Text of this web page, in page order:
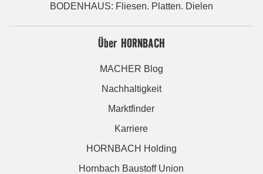
BODENHAUS: Fliesen. Platten. Dielen
Über HORNBACH
MACHER Blog
Nachhaltigkeit
Marktfinder
Karriere
HORNBACH Holding
Hornbach Baustoff Union